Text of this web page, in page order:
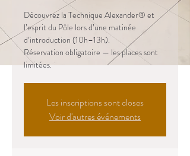
Découvrez la Technique Alexander® et
l’esprit du Pôle lors d’une matinée
d’introduction (10h–13h).
Réservation obligatoire — les places sont
limitées.
Les inscriptions sont closes
Voir d'autres événements